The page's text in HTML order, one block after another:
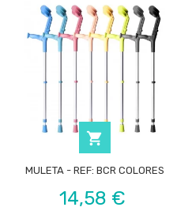

MULETA - REF: BCR COLORES
Precio
14,58 €